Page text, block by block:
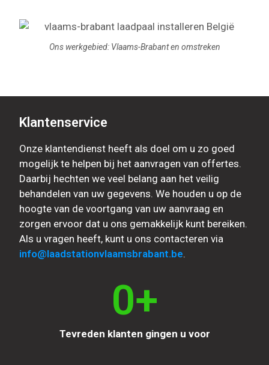
Ons werkgebied: Vlaams-Brabant en omstreken
Klantenservice
Onze klantendienst heeft als doel om u zo goed
mogelijk te helpen bij het aanvragen van offertes.
Daarbij hechten we veel belang aan het veilig
behandelen van uw gegevens. We houden u op de
hoogte van de voortgang van uw aanvraag en
zorgen ervoor dat u ons gemakkelijk kunt bereiken.
Als u vragen heeft, kunt u ons contacteren via
info@laadstationvlaamsbrabant.be.
Tevreden klanten gingen u voor
0+